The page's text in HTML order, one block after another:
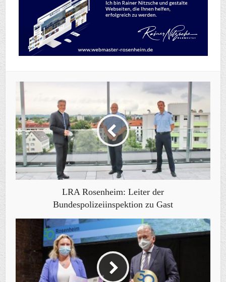
LRA Rosenheim: Leiter der
Bundespolizeiinspektion zu Gast